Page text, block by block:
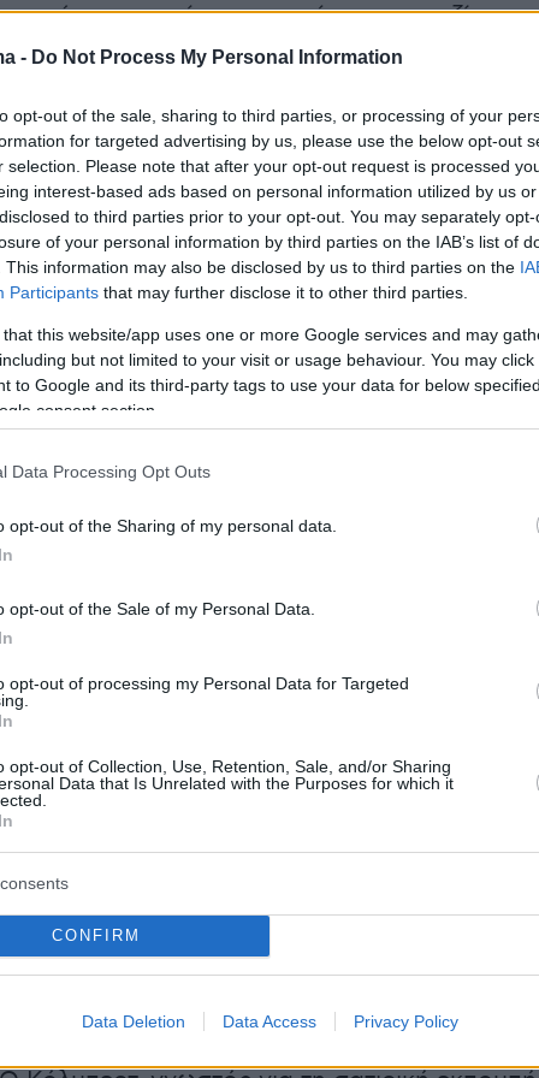
- Do Not Process My Personal Information
opt-out of the sale, sharing to third parties, or processing of your
for targeted advertising by us, please use the below opt-out
selection. Please note that after your opt-out request is processed
interest-based ads based on personal information utilized by us
to third parties prior to your opt-out. You may separately
of your personal information by third parties on the IAB’s list of
This information may also be disclosed by us to third parties on the
Participants that may further disclose it to other third parties.
that this website/app uses one or more Google services and may
but not limited to your visit or usage behaviour. You may
to Google and its third-party tags to use your data for below
consent section.
Data Processing Opt Outs
opt-out of the Sharing of my personal data.
opt-out of the Sale of my Personal Data.
opt-out of processing my Personal Data for Targeted
opt-out of Collection, Use, Retention, Sale, and/or Sharing
Data that Is Unrelated with the Purposes for which it
CONFIRM
Data Deletion Data Access Privacy Policy
εσάς, το κοινό μας, που ήσασταν μαζί μας
εδώ, εκεί έξω και σε όλο τον κόσμο».
επιβεβαίωσε με ανακοίνωσή του ότι
«οικονομική απόφαση»,διευκρινίζοντας ότι
με την απόδοση της εκπομπής, το
πορεία του «The Late Show» με
Κόλμπερτ
Show with Stephen Colbert» έκανε πρεμιέρα
8 Σεπτεμβρίου 2015, με τον Κόλμπερτ να